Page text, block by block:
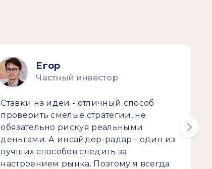
Егор
Частный инвестор
Ставки на идеи - отличный способ
проверить смелые стратегии, не
обязательно рискуя реальными
деньгами. А инсайдер-радар - один из
лучших способов следить за
настроением рынка. Поэтому я всегда